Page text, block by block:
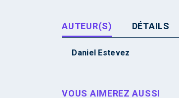
AUTEUR(S) DÉTAILS
Daniel Estevez
VOUS AIMEREZ AUSSI